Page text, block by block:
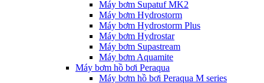
Máy bơm Supatuf MK2
Máy bơm Hydrostorm
Máy bơm Hydrostorm Plus
Máy bơm Hydrostar
Máy bơm Supastream
Máy bơm Aquamite
Máy bơm hồ bơi Peraqua
Máy bơm hồ bơi Peraqua M series